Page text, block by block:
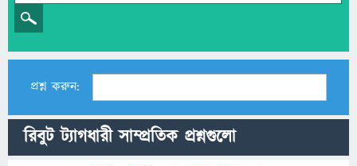
প্রশ্ন করুন:
রিবুট ট্যাগধারী সাম্প্রতিক প্রশ্নগুলো